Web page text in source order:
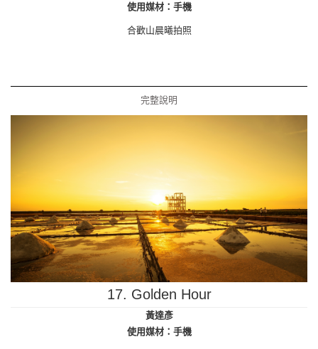
使用媒材：手機
合歡山晨曦拍照
17. Golden Hour
黃達彥
使用媒材：手機